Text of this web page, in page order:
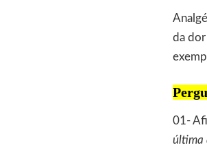
da
01-
última